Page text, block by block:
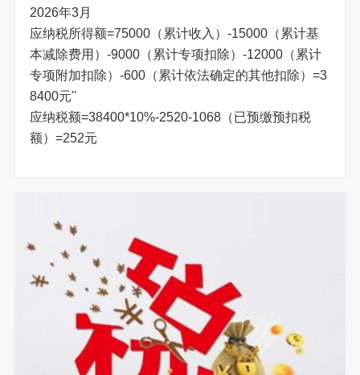
2026年3月
应纳税所得额=75000（累计收入）-15000（累计基
本减除费用）-9000（累计专项扣除）-12000（累计
专项附加扣除）-600（累计依法确定的其他扣除）=3
8400元''
应纳税额=38400*10%-2520-1068（已预缴预扣税
额）=252元